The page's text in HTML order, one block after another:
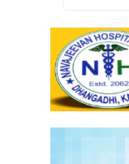
अन्तराष्ट्रिय
अन्तर्वार्ता
खेलकुद